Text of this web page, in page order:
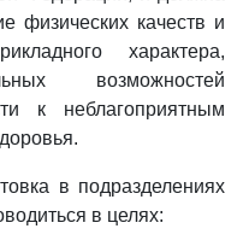
физических качеств и
характера,
возможностей
к неблагоприятным
в подразделениях
в целях: